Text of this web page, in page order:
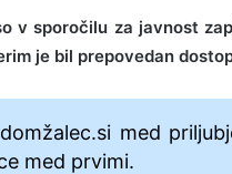
v sporočilu za javnost
je bil prepovedan
med
med prvimi.